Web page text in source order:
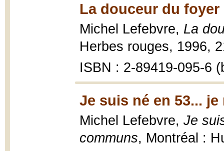
La douceur du foyer
Michel Lefebvre, La
Herbes rouges, 1996,
ISBN : 2-89419-095-6
Je suis né en 53...
Michel Lefebvre, Je
communs, Montréal :